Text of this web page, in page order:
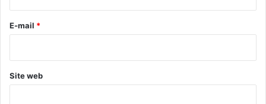
e
E-mail *
Site web